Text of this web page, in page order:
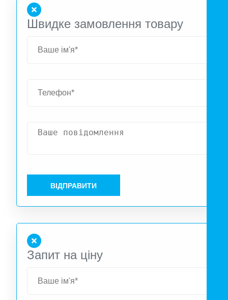
герметичний металевий корпус електричного блоку
запобігання пожежі в разі короткого
осушення, вентиляція; Таймер; Автоматичний
Номінальна потужність охолодження: 2,6 кВт.
обслуговування: до 20 кв. м
Швидке замовлення товару
ВІДПРАВИТИ
Запит на ціну